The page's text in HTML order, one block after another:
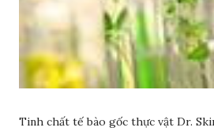
Tinh chất tế bào gốc thực vật Dr.